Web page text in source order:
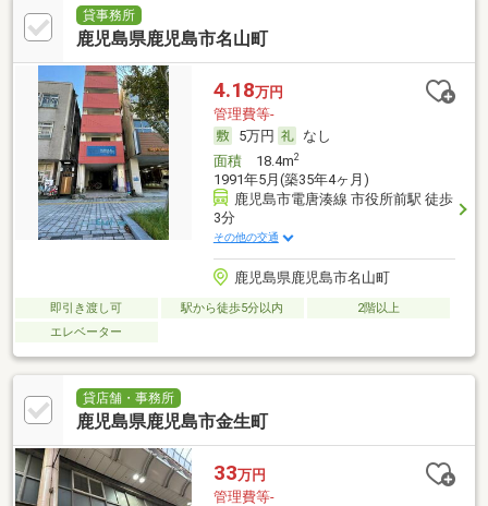
貸事務所
鹿児島県鹿児島市名山町
4.18万円
管理費等-
5万円
なし
面積18.4m2
1991年5月(築35年4ヶ月)
鹿児島市電唐湊線 市役所前駅 徒歩
3分
その他の交通
鹿児島県鹿児島市名山町
即引き渡し可 駅から徒歩5分以内
2階以上
エレベーター
貸店舗・事務所
鹿児島県鹿児島市金生町
33万円
管理費等-